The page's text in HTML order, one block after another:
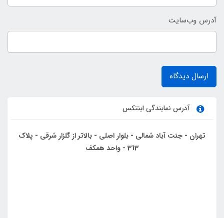
آدرس وب‌سایت
ارسال دیدگاه
آدرس نمایندگی اینتکس
تهران - جنت آباد شمالی - بلوار اصلی - بالاتر از گلزار شرقی - پلاک
313 - واحد همکف